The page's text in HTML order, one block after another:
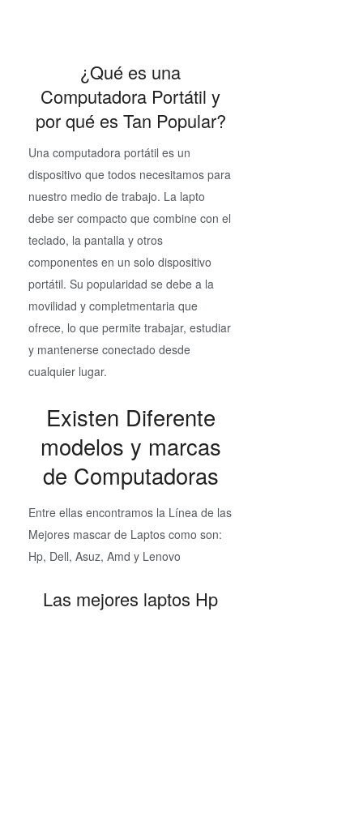
¿Qué es una
Computadora Portátil y
por qué es Tan Popular?
Una computadora portátil es un
dispositivo que todos necesitamos para
nuestro medio de trabajo. La lapto
debe ser compacto que combine con el
teclado, la pantalla y otros
componentes en un solo dispositivo
portátil. Su popularidad se debe a la
movilidad y completmentaria que
ofrece, lo que permite trabajar, estudiar
y mantenerse conectado desde
cualquier lugar.
Existen Diferente
modelos y marcas
de Computadoras
Entre ellas encontramos la Línea de las
Mejores mascar de Laptos como son:
Hp, Dell, Asuz, Amd y Lenovo
Las mejores laptos Hp